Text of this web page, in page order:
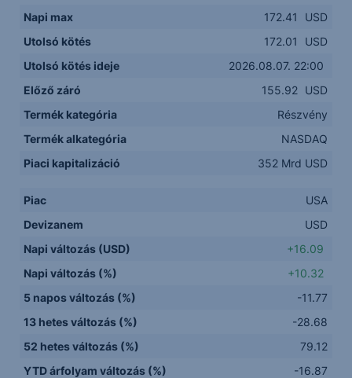
Napi max
172.41
USD
Utolsó kötés
172.01
USD
Utolsó kötés ideje
2026.08.07. 22:00
Előző záró
155.92 USD
Termék kategória
Részvény
Termék alkategória
NASDAQ
Piaci kapitalizáció
352 Mrd USD
Piac
USA
Devizanem
USD
Napi változás (USD)
+16.09
Napi változás (%)
+10.32
5 napos változás (%)
-11.77
13 hetes változás (%)
-28.68
52 hetes változás (%)
79.12
YTD árfolyam változás (%)
-16.87